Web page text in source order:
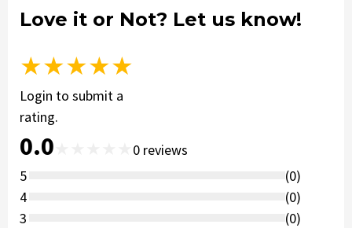
Love it or Not? Let us know!
★★★★★
Login to submit a
rating.
0.0 0 reviews
5
(0)
4
(0)
3
(0)